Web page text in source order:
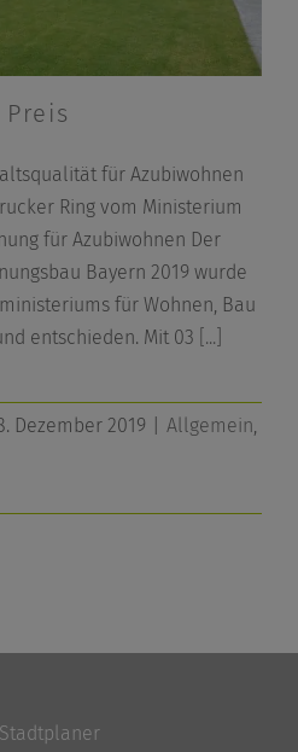
für Azubiwohnen
Ring vom Ministerium
für Azubiwohnen Der
Bayern 2019 wurde
für Wohnen, Bau
entschieden. Mit 03 [...]
Dezember 2019 Allgemein